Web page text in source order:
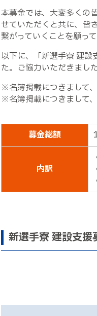
本募金では、大変多くの
せていただくと共に、皆
繋がっていくことを願って
以下に、「新選手寮 建設
た。ご協力いただきまし
※名簿掲載につきまして
※名簿掲載につきまして
募金総額
内訳
新選手寮 建設支援